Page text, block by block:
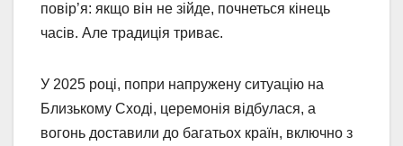
повір’я: якщо він не зійде, почнеться кінець
часів. Але традиція триває.
У 2025 році, попри напружену ситуацію на
Близькому Сході, церемонія відбулася, а
вогонь доставили до багатьох країн, включно з